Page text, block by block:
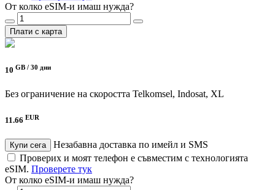
От колко eSIM-и имаш нужда?
Плати с карта
10 GB / 30 дни
Без ограничение на скоростта Telkomsel, Indosat, XL
11.66 EUR
Купи сега
Незабавна доставка по имейл и SMS
Проверих и моят телефон е съвместим с технологията
eSIM. Проверете тук
От колко eSIM-и имаш нужда?